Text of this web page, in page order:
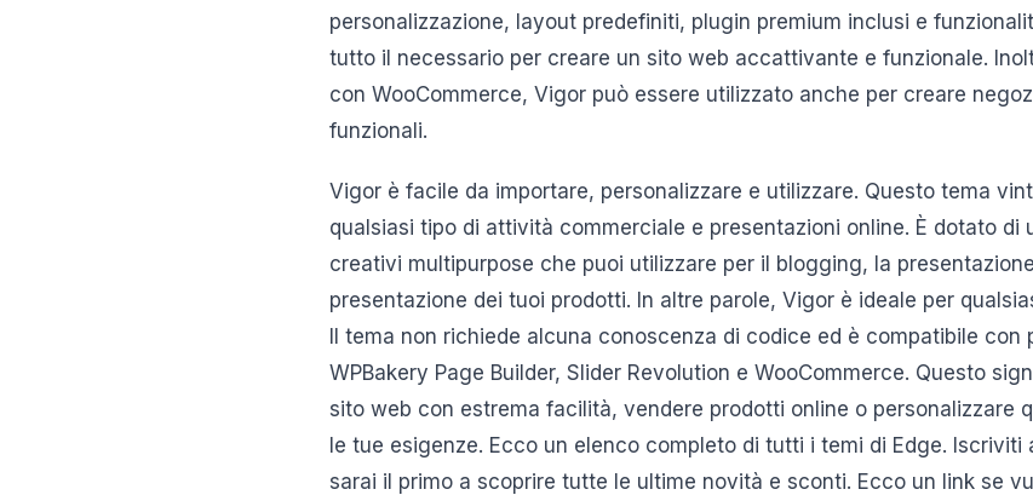
personalizzazione, layout predefiniti, plugin premium inclusi e
tutto il necessario per creare un sito web accattivante e funzionale.
con WooCommerce, Vigor può essere utilizzato anche per creare
funzionali.
Vigor è facile da importare, personalizzare e utilizzare. Questo tema
qualsiasi tipo di attività commerciale e presentazioni online. È dotato di
creativi multipurpose che puoi utilizzare per il blogging, la
presentazione dei tuoi prodotti. In altre parole, Vigor è ideale per
Il tema non richiede alcuna conoscenza di codice ed è compatibile con
WPBakery Page Builder, Slider Revolution e WooCommerce. Questo
sito web con estrema facilità, vendere prodotti online o personalizzare
le tue esigenze. Ecco un elenco completo di tutti i temi di Edge. Iscriviti
sarai il primo a scoprire tutte le ultime novità e sconti. Ecco un link se